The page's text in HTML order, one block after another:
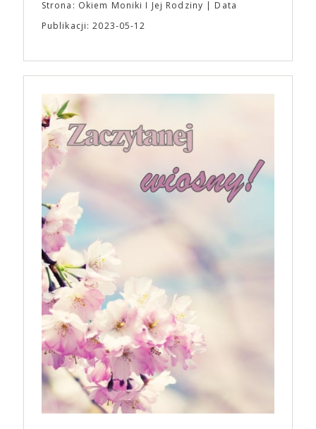
Strona: Okiem Moniki I Jej Rodziny
Data
Publikacji: 2023-05-12